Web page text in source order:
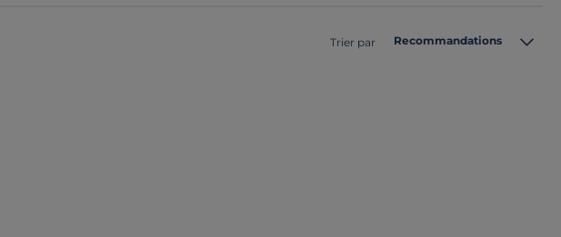
Trier par Recommandations